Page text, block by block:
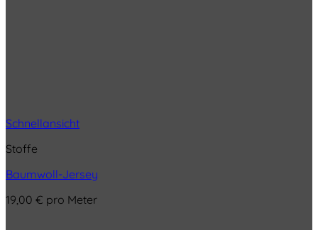
Schnellansicht
Stoffe
Baumwoll-Jersey
19,00 € pro Meter